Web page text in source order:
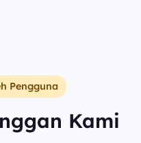
Pengguna
Kami